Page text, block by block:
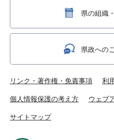
県の組織
県政への
リンク・著作権・免責事項 利
個人情報保護の考え方 ウェブ
サイトマップ